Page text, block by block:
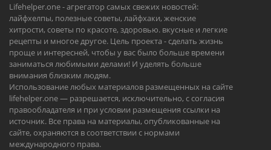
Lifehelper.one - агрегатор самых свежих новостей:
лайфхелпы, полезные советы, лайфхаки, женские
хитрости, советы по красоте, здоровью. вкусные и легкие
рецепты и многое другое. Цель проекта - сделать жизнь
проще и интересней, чтобы у вас было больше времени
заниматься любимыми делами! И уделять больше
внимания близким людям.
Использование любых материалов размещенных на сайте
lifehelper.one — разрешается, исключительно, с согласия
правообладателя и при условии размещения ссылки на
источник. Все права на материалы, опубликованные на
сайте, охраняются в соответствии с нормами
международного права.